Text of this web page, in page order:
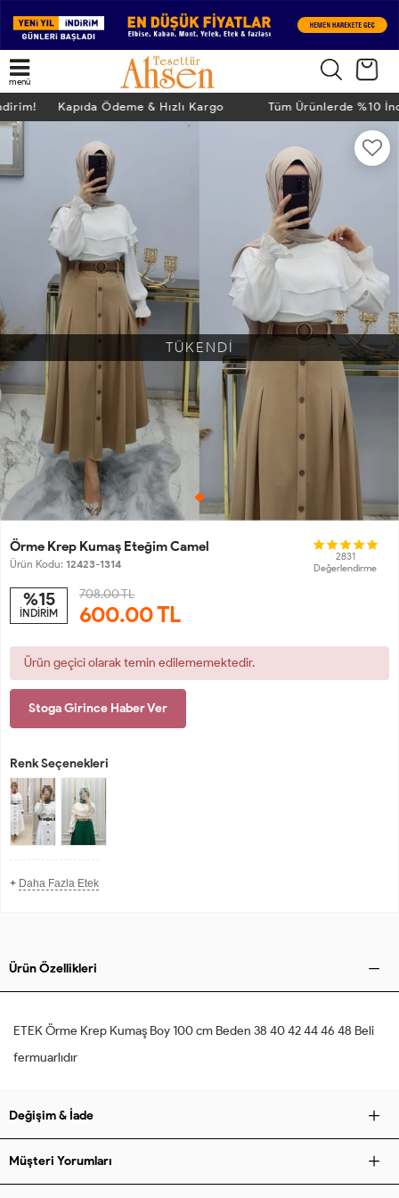
menü
Kapıda Ödeme & Hızlı Kargo Tüm Ürünlerde %10
TÜKENDİ
Örme Krep Kumaş Eteğim Camel
Ürün Kodu: 12423-1314
2831
Değerlendirme
%15
İNDİRİM
708.00 TL
600.00TL
Ürün geçici olarak temin edilememektedir.
Stoga Girince Haber Ver
Renk Seçenekleri
+ Daha Fazla Etek
Ürün Özellikleri
ETEK Örme Krep Kumaş Boy 100 cm Beden 38 40 42 44 46 48 Beli
fermuarlıdır
Değişim & İade
Müşteri Yorumları